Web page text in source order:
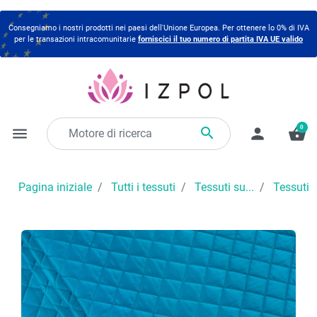
Consegniamo i nostri prodotti nei paesi dell'Unione Europea. Per ottenere lo 0% di IVA
per le transazioni intracomunitarie forniscici il tuo numero di partita IVA UE valido
menu  person shopping_basket
0
Pagina iniziale Tutti i tessuti Tessuti su... Tessuti